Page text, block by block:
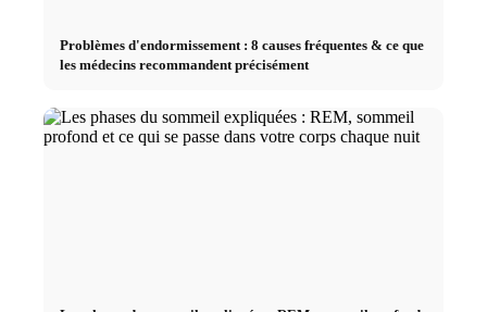
Problèmes d'endormissement : 8 causes fréquentes & ce que
les médecins recommandent précisément